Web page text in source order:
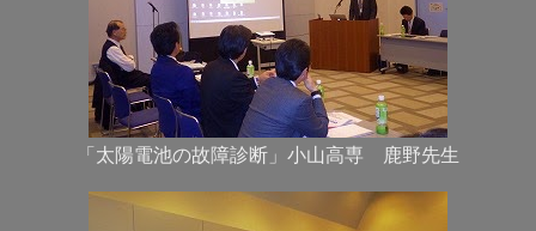
「太陽電池の故障診断」小山高専 鹿野先生